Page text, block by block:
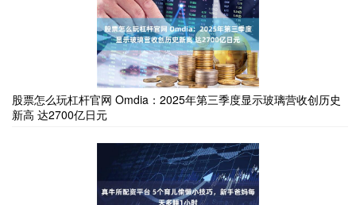
股票怎么玩杠杆官网 Omdia：2025年第三季度显示玻璃营收创历史
新高 达2700亿日元